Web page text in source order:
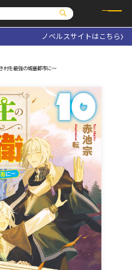
ノベルス
ノベルスf
OVERLAP STORE
オーバーラップ広報室
お問い合わせはこちら
プ文庫
ノベルス
ノベルスf
ノベルスサイトはこちら
村を最強の城塞都市に～